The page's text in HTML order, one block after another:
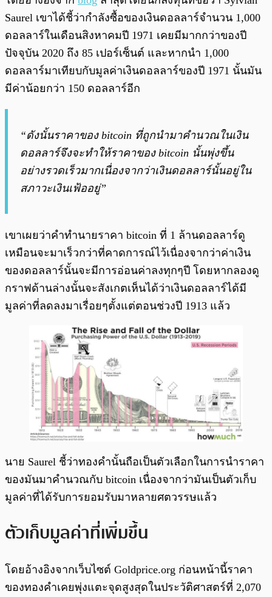
Saurel เขาได้ชี้ว่ากำลังซื้อของเงินดอลลาร์จำนวน 1,000
ดอลลาร์ในเดือนสิงหาคมปี 1971 เคยมีมากกว่าของปี
ปัจจุบัน 2020 ถึง 85 เปอร์เซ็นต์ และหากนำ 1,000
ดอลลาร์มาเทียบกับมูลค่าเงินดอลลาร์ของปี 1971 นั้นมัน
มีค่าน้อยกว่า 150 ดอลลาร์อีก
“ดังนั้นราคาของ bitcoin ที่ถูกนำมาคำนวณในเงิน
ดอลลาร์จึงจะทำให้ราคาของ bitcoin นั้นพุ่งขึ้น
อย่างรวดเร็วมากเนื่องจากว่าเงินดอลลาร์นั้นอยู่ใน
สภาวะเงินเฟ้ออยู่”
เขาเผยว่าคำทำนายราคา bitcoin ที่ 1 ล้านดอลลาร์ดู
เหมือนจะมาเร็วกว่าที่คาดการณ์ไว้เนื่องจากว่าค่าเงิน
ของดอลลาร์นั้นจะมีการอ่อนค่าลงทุกๆปี โดยหากลองดู
กราฟด้านล่างนั้นจะสังเกตเห็นได้ว่าเงินดอลลาร์ได้มี
มูลค่าที่ลดลงมาเรื่อยๆตั้งแต่ตอนช่วงปี 1913 แล้ว
นาย Saurel ชี้ว่าทองคำนั้นถือเป็นตัวเลือกในการนำราคา
ของมันมาคำนวณกับ bitcoin เนื่องจากว่ามันเป็นตัวเก็บ
มูลค่าที่ได้รับการยอมรับมาหลายศตวรรษแล้ว
ตัวเก็บมูลค่าที่เพิ่มขึ้น
โดยอ้างอิงจากเว็บไซต์ Goldprice.org ก่อนหน้านี้ราคา
ของทองคำเคยพุ่งแตะจุดสูงสุดในประวัติศาสตร์ที่ 2,070